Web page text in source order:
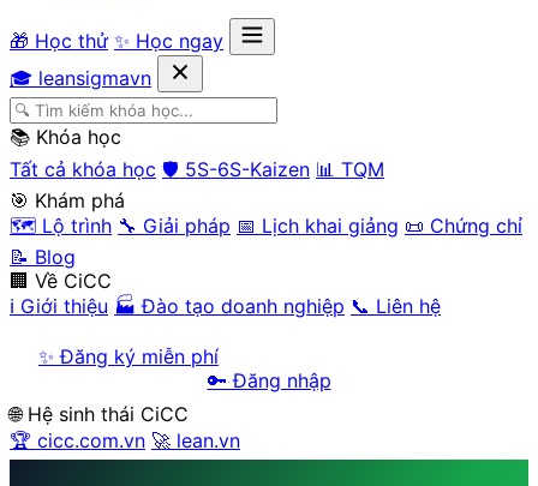
🎁 Học thử ✨ Học ngay
🎓 leansigmavn
📚 Khóa học
Tất cả khóa học 🛡️ 5S-6S-Kaizen 📊 TQM
🎯 Khám phá
🗺️ Lộ trình 🔧 Giải pháp 📅 Lịch khai giảng 📜 Chứng chỉ
📝 Blog
🏢 Về CiCC
ℹ️ Giới thiệu 🏭 Đào tạo doanh nghiệp 📞 Liên hệ
✨ Đăng ký miễn phí
🔑 Đăng nhập
🌐 Hệ sinh thái CiCC
🏆 cicc.com.vn 🚀 lean.vn